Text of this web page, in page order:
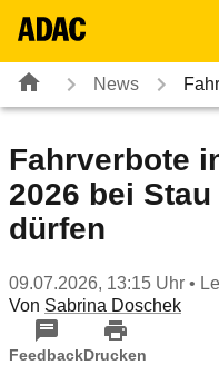
News
Fahrverbote
2026 bei
dürfen
09.07.2026, 13:15 Uhr •
Von Sabrina Doschek
FeedbackDrucken